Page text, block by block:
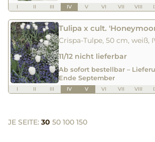
I II III IV V VI VII VIII
Tulipa x cult.
Crispa-Tulpe, 50 cm, weiß,
11/12 nicht lieferbar
Ab sofort bestellbar –
Ende September
I II III IV V VI VII VIII
JE SEITE: 30 50 100 150